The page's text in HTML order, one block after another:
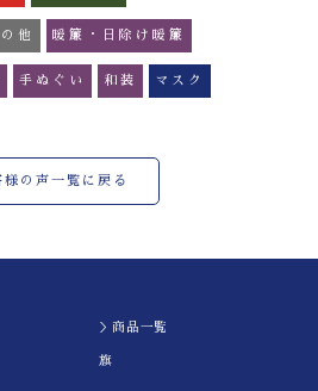
他 暖簾・日除け暖簾
手ぬぐい 和装 マスク
様の声一覧に戻る
＞商品一覧
旗